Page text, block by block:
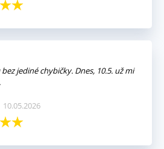
jediné chybičky. Dnes, 10.5. už mi
10.05.2026